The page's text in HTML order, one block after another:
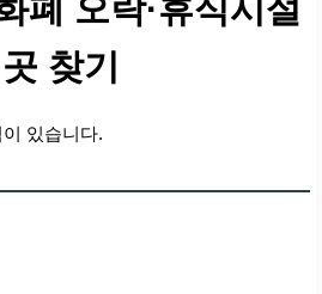
폐 오락·휴식시설
찾기
있습니다.